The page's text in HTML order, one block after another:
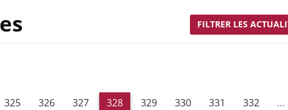
FILTRER LES
325 326 327 328 329 330 331 332
…